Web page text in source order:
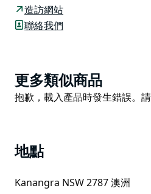
從卡南格拉牆停車場出發，沿
分鐘即可到達這個沒有圍欄的
別忘了抬頭看看；如果您將目
翔的楔尾鷹。通往觀景台的小
鼩，一種體型嬌小、外形似囓
透過谷歌街景漫遊器 (Google
造訪網站
聯絡我們
Product
List
更多類似商品
Product
抱歉，載入產品時發生錯誤。請
地點
Kanangra NSW 2787 澳洲